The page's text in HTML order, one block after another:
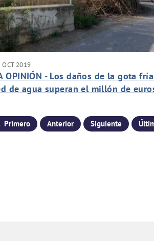
OCT 2019
OPINIÓN - Los daños de la gota
de agua superan el millón de
Anterior Siguiente